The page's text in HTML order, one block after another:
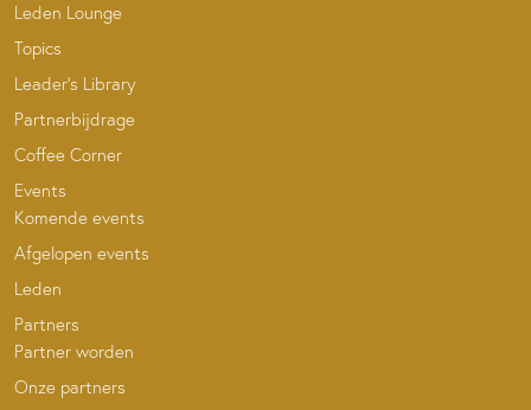
Leden Lounge
Topics
Leader’s Library
Partnerbijdrage
Coffee Corner
Events
Komende events
Afgelopen events
Leden
Partners
Partner worden
Onze partners